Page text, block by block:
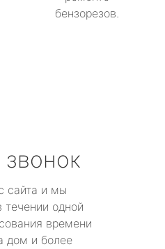
бензорезов.
звонок
сайта и мы
одной
времени
дом и более